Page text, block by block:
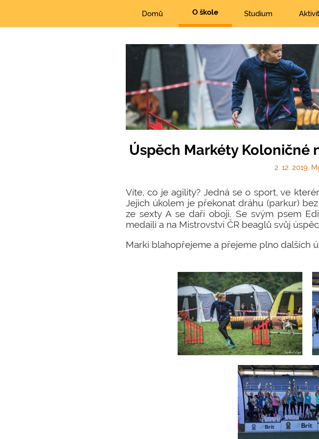
Domů O škole Studium
Úspěch Markéty Koloničné
2. 12. 2019,
Víte, co je agility? Jedná se o sport, ve
Jejich úkolem je překonat dráhu (parkur)
ze sexty A se daří obojí. Se svým psem
medaili a na Mistrovství ČR beaglů svůj
Marki blahopřejeme a přejeme plno dalších